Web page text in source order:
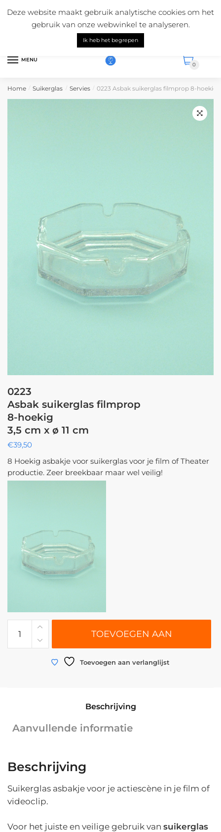
navigation
Mail ons:info@suikerglas.nl
Vragen over onze producten?
+31 (0)6 5124 1984
Nederlands
MENU
0
Home / Suikerglas / Servies / 0223 Asbak suikerglas filmprop 8-hoekig
0223
Asbak suikerglas filmprop
8-hoekig
3,5 cm x ø 11 cm
€39,50
8 Hoekig asbakje voor suikerglas voor je film of Theater
productie. Zeer breekbaar maar wel veilig!
Asbak
3,5
ø
cm
aantal
TOEVOEGEN AAN
WINKELWAGEN
Toevoegen aan verlanglijst
Beschrijving
Aanvullende informatie
Beschrijving
Suikerglas asbakje voor je actiescène in je film of
videoclip.
Voor het juiste en veilige gebruik van suikerglas
Deze website maakt gebruik analytische cookies om het
gebruik van onze webwinkel te analyseren.
Ik heb het begrepen